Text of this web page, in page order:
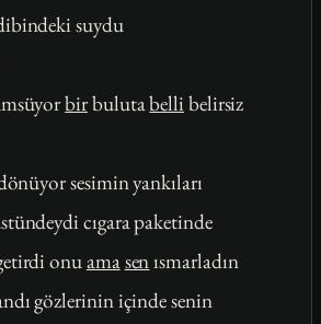
suydu
birbulutabelli belirsiz
sesimin yankıları
cıgara paketinde
onuamasenısmarladın
gözlerinin içinde senin